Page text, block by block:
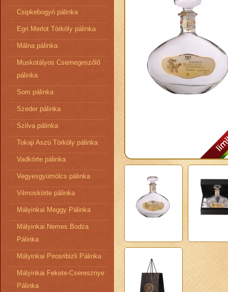
Csipkebogyó pálinka
Egri Merlot Törköly pálinka
Málna pálinka
Muskotályos Csemegeszőlő
pálinka
Som pálinka
Szeder pálinka
Szilva pálinka
Tokaji Aszú Törköly pálinka
Vadkörte pálinka
Vegyesgyümölcs pálinka
Vilmoskörte pálinka
Mályinkai Meggy Pálinka
Mályinkai Nemes Bodza
Pálinka
Mályinkai Pirosribizli Pálinka
Mályinkai Fekete-Cseresznye
Pálinka